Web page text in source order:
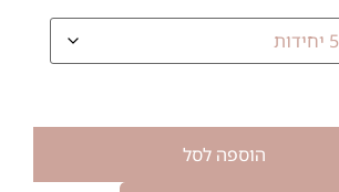
הוספה לסל